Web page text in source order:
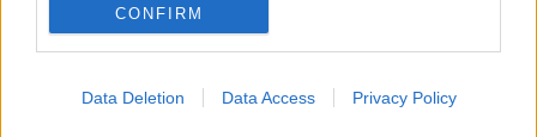
CONFIRM
Data Deletion Data Access Privacy Policy